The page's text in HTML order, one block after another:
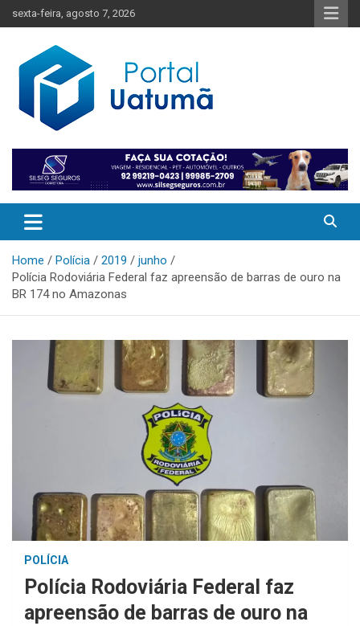
to
sexta-feira, agosto 7, 2026
Portal Uatumã
Home Polícia 2019
junho
Polícia Rodoviária Federal faz apreensão de barras de ouro na
BR 174 no Amazonas
POLÍCIA
Polícia Rodoviária Federal faz
apreensão de barras de ouro na